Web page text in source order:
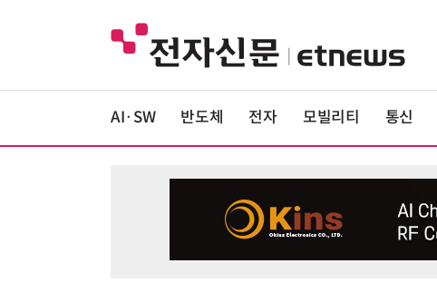
AI·SW 반도체 전자 모빌리티 통신